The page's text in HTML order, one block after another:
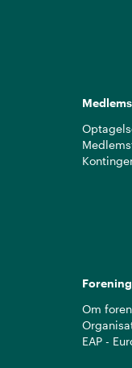
Om
EAP -